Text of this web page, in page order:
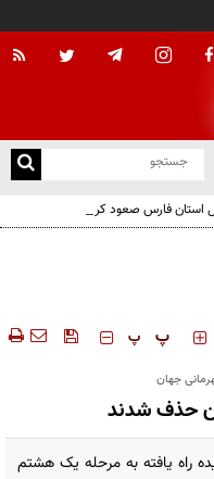
استان فارس صعود کرد
‍‍‍ پ پ
حذف شدند
راه یافته به مرحله یک هشتم